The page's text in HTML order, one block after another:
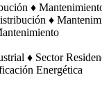
♦
♦
♦ Sector
Energética